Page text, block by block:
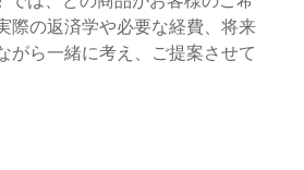
際の返済学や必要な経費、将来
がら一緒に考え、ご提案させて